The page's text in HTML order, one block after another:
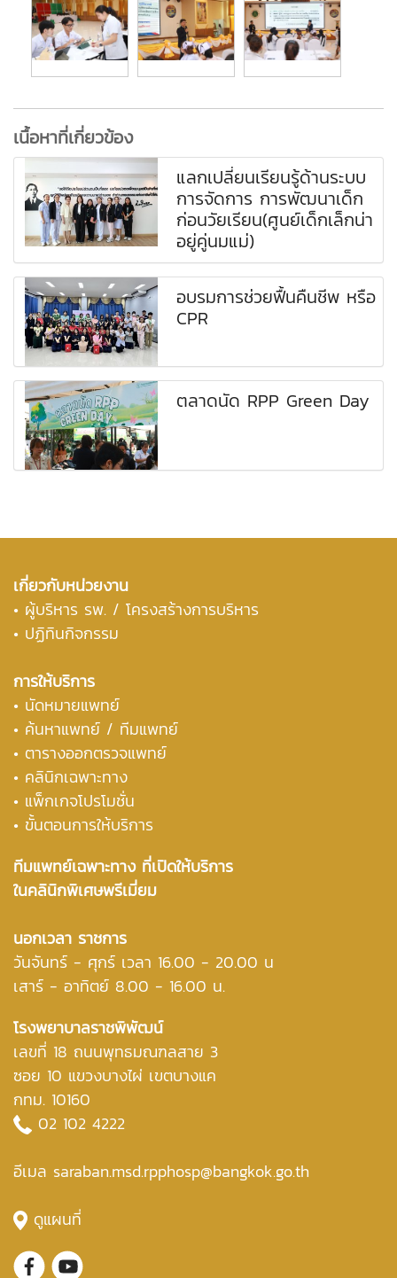
เนื้อหาที่เกี่ยวข้อง
แลกเปลี่ยนเรียนรู้ด้านระบบ
การจัดการ การพัฒนาเด็ก
ก่อนวัยเรียน(ศูนย์เด็กเล็กน่า
อยู่คู่นมแม่)
อบรมการช่วยฟื้นคืนชีพ หรือ
CPR
ตลาดนัด RPP Green Day
เกี่ยวกับหน่วยงาน
• ผู้บริหาร รพ. / โครงสร้างการบริหาร
• ปฏิทินกิจกรรม
การให้บริการ
• นัดหมายแพทย์
• ค้นหาแพทย์ / ทีมแพทย์
• ตารางออกตรวจแพทย์
• คลินิกเฉพาะทาง
• แพ็กเกจโปรโมชั่น
• ขั้นตอนการให้บริการ
ทีมแพทย์เฉพาะทาง ที่เปิดให้บริการ
ในคลินิกพิเศษพรีเมี่ยม
นอกเวลา ราชการ
วันจันทร์ - ศุกร์ เวลา 16.00 - 20.00 น
เสาร์ - อาทิตย์ 8.00 - 16.00 น.
โรงพยาบาลราชพิพัฒน์
เลขที่ 18 ถนนพุทธมณฑลสาย 3
ซอย 10 แขวงบางไผ่ เขตบางแค
กทม. 10160
02 102 4222
อีเมล saraban.msd.rpphosp@bangkok.go.th
ดูแผนที่